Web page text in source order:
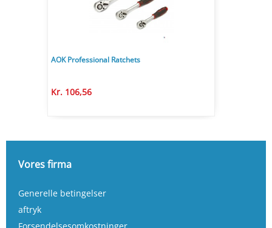
AOK Professional Ratchets
Kr. 106,56
Vores firma
Generelle betingelser
aftryk
Forsendelsesomkostninger